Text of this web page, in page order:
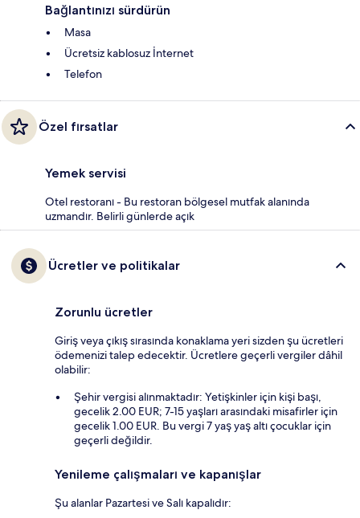
Bağlantınızı sürdürün
Masa
Ücretsiz kablosuz İnternet
Telefon
Özel fırsatlar
Yemek servisi
Otel restoranı - Bu restoran bölgesel mutfak alanında
uzmandır. Belirli günlerde açık
Ücretler ve politikalar
Zorunlu ücretler
Giriş veya çıkış sırasında konaklama yeri sizden şu ücretleri
ödemenizi talep edecektir. Ücretlere geçerli vergiler dâhil
olabilir:
Şehir vergisi alınmaktadır: Yetişkinler için kişi başı,
gecelik 2.00 EUR; 7-15 yaşları arasındaki misafirler için
gecelik 1.00 EUR. Bu vergi 7 yaş yaş altı çocuklar için
geçerli değildir.
Yenileme çalışmaları ve kapanışlar
Şu alanlar Pazartesi ve Salı kapalıdır: